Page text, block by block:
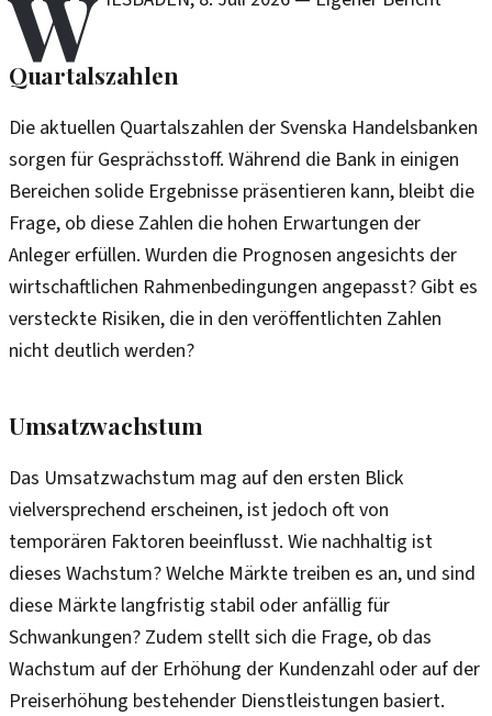
W
Quartalszahlen
Die aktuellen Quartalszahlen der Svenska Handelsbanken
sorgen für Gesprächsstoff. Während die Bank in einigen
Bereichen solide Ergebnisse präsentieren kann, bleibt die
Frage, ob diese Zahlen die hohen Erwartungen der
Anleger erfüllen. Wurden die Prognosen angesichts der
wirtschaftlichen Rahmenbedingungen angepasst? Gibt es
versteckte Risiken, die in den veröffentlichten Zahlen
nicht deutlich werden?
Umsatzwachstum
Das Umsatzwachstum mag auf den ersten Blick
vielversprechend erscheinen, ist jedoch oft von
temporären Faktoren beeinflusst. Wie nachhaltig ist
dieses Wachstum? Welche Märkte treiben es an, und sind
diese Märkte langfristig stabil oder anfällig für
Schwankungen? Zudem stellt sich die Frage, ob das
Wachstum auf der Erhöhung der Kundenzahl oder auf der
Preiserhöhung bestehender Dienstleistungen basiert.